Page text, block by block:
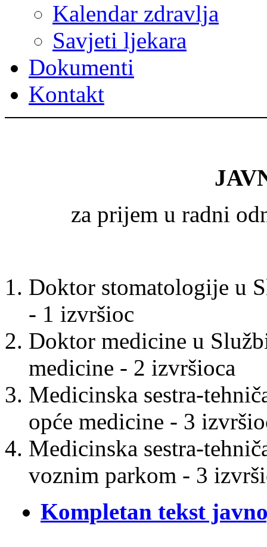
Kalendar zdravlja
Savjeti ljekara
Dokumenti
Kontakt
za prijem u radni
Doktor stomatologije u
- 1 izvršioc
Doktor medicine u
medicine - 2 izvršioca
Medicinska sestra-
opće medicine - 3
Medicinska sestra-
voznim parkom - 3
Kompletan tekst